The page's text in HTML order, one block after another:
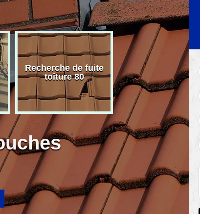
Recherche de fuite
toiture 80
Pose de velux 80